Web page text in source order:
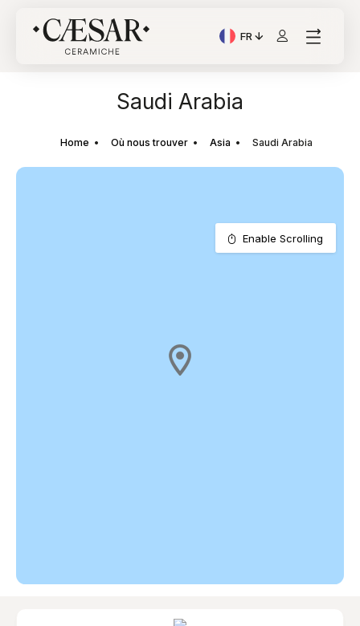
FR
Langue actuelle:
Saudi Arabia
Home Où nous trouver Asia Saudi Arabia
Enable Scrolling